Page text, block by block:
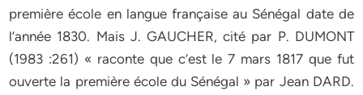
première école en langue française au Sénégal date de
l’année 1830. Mais J. GAUCHER, cité par P. DUMONT
(1983 :261) « raconte que c’est le 7 mars 1817 que fut
ouverte la première école du Sénégal » par Jean DARD.